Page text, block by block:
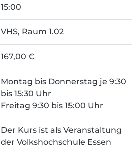
15:00
VHS, Raum 1.02
167,00 €
Montag bis Donnerstag je 9:30
bis 15:30 Uhr
Freitag 9:30 bis 15:00 Uhr
Der Kurs ist als Veranstaltung
der Volkshochschule Essen